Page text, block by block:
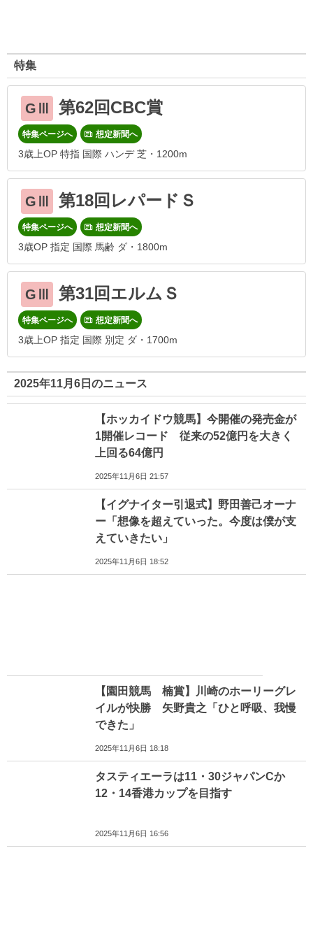
特集
GⅢ 第62回CBC賞
特集ページへ 想定新聞へ
3歳上OP 特指 国際 ハンデ 芝・1200m
GⅢ 第18回レパードＳ
特集ページへ 想定新聞へ
3歳OP 指定 国際 馬齢 ダ・1800m
GⅢ 第31回エルムＳ
特集ページへ 想定新聞へ
3歳上OP 指定 国際 別定 ダ・1700m
2025年11月6日のニュース
【ホッカイドウ競馬】今開催の発売金が
1開催レコード 従来の52億円を大きく
上回る64億円
2025年11月6日 21:57
【イグナイター引退式】野田善己オーナ
ー「想像を超えていった。今度は僕が支
えていきたい」
2025年11月6日 18:52
【園田競馬 楠賞】川崎のホーリーグレ
イルが快勝 矢野貴之「ひと呼吸、我慢
できた」
2025年11月6日 18:18
タスティエーラは11・30ジャパンCか
12・14香港カップを目指す
2025年11月6日 16:56